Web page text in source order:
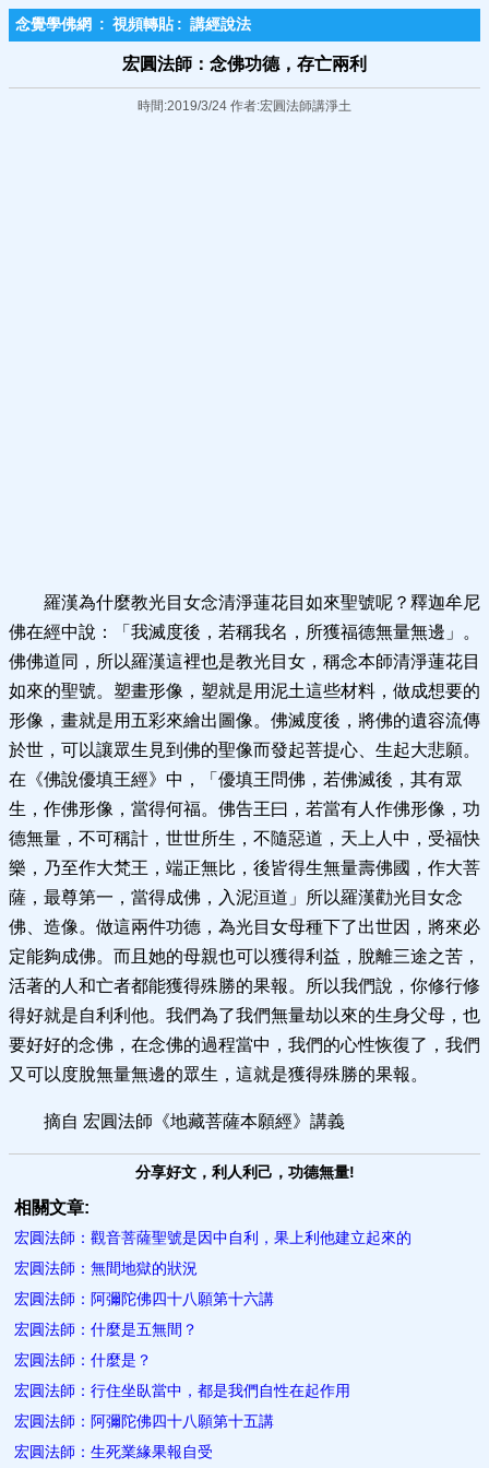
念覺學佛網 : 視頻轉貼 : 講經說法
宏圓法師：念佛功德，存亡兩利
時間:2019/3/24 作者:宏圓法師講淨土
羅漢為什麼教光目女念清淨蓮花目如來聖號呢？釋迦牟尼
佛在經中說：「我滅度後，若稱我名，所獲福德無量無邊」。
佛佛道同，所以羅漢這裡也是教光目女，稱念本師清淨蓮花目
如來的聖號。塑畫形像，塑就是用泥土這些材料，做成想要的
形像，畫就是用五彩來繪出圖像。佛滅度後，將佛的遺容流傳
於世，可以讓眾生見到佛的聖像而發起菩提心、生起大悲願。
在《佛說優填王經》中，「優填王問佛，若佛滅後，其有眾
生，作佛形像，當得何福。佛告王曰，若當有人作佛形像，功
德無量，不可稱計，世世所生，不隨惡道，天上人中，受福快
樂，乃至作大梵王，端正無比，後皆得生無量壽佛國，作大菩
薩，最尊第一，當得成佛，入泥洹道」所以羅漢勸光目女念
佛、造像。做這兩件功德，為光目女母種下了出世因，將來必
定能夠成佛。而且她的母親也可以獲得利益，脫離三途之苦，
活著的人和亡者都能獲得殊勝的果報。所以我們說，你修行修
得好就是自利利他。我們為了我們無量劫以來的生身父母，也
要好好的念佛，在念佛的過程當中，我們的心性恢復了，我們
又可以度脫無量無邊的眾生，這就是獲得殊勝的果報。
摘自 宏圓法師《地藏菩薩本願經》講義
分享好文，利人利己，功德無量!
相關文章:
宏圓法師：觀音菩薩聖號是因中自利，果上利他建立起來的
宏圓法師：無間地獄的狀況
宏圓法師：阿彌陀佛四十八願第十六講
宏圓法師：什麼是五無間？
宏圓法師：什麼是？
宏圓法師：行住坐臥當中，都是我們自性在起作用
宏圓法師：阿彌陀佛四十八願第十五講
宏圓法師：生死業緣果報自受